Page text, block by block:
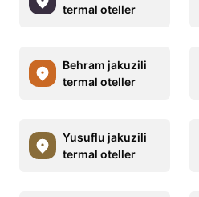
termal oteller
Behram jakuzili
termal oteller
Yusuflu jakuzili
termal oteller